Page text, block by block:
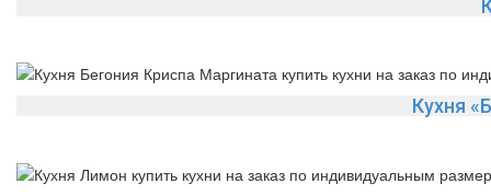
Кухня